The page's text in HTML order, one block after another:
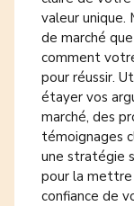
valeur
de marché
comment
pour réussir.
étayer vos
marché, des
témoignages
une stratégie
pour la mettre
confiance de